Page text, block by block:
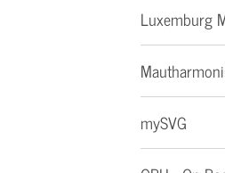
Luxemburg
mySVG